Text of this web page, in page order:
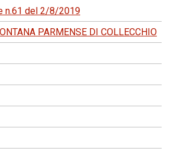
n.61 del 2/8/2019
PARMENSE DI COLLECCHIO